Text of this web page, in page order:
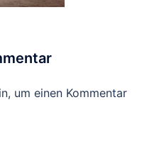
um einen Kommentar